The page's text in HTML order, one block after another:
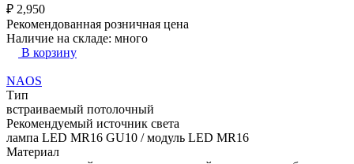
₽ 2,950
Рекомендованная розничная цена
Наличие на складе: много
В корзину
NAOS
Тип
встраиваемый потолочный
Рекомендуемый источник света
лампа LED MR16 GU10 / модуль LED MR16
Материал